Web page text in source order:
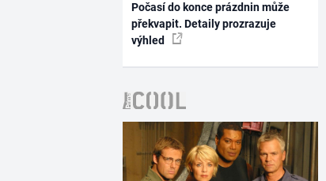
Počasí do konce prázdnin může
překvapit. Detaily prozrazuje
výhled